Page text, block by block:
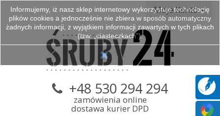
Moje Konto
+48 530 294 294
zamówienia online
dostawa kurier DPD
Informujemy, iż nasz sklep internetowy wykorzystuje technologię
plików cookies a jednocześnie nie zbiera w sposób automatyczny
żadnych informacji, z wyjątkiem informacji zawartych w tych plikach
(tzw. „ciasteczkach”).